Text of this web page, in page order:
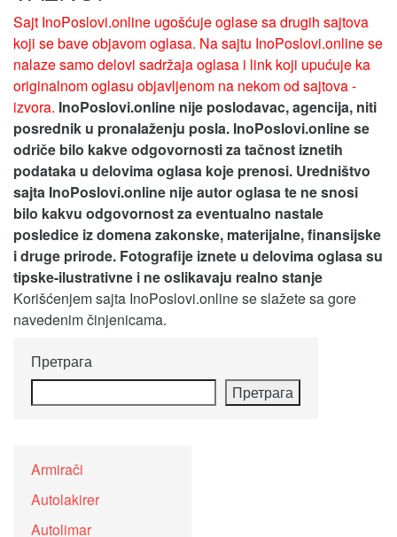
Sajt InoPoslovi.online ugošćuje oglase sa drugih sajtova
koji se bave objavom oglasa. Na sajtu InoPoslovi.online se
nalaze samo delovi sadržaja oglasa i link koji upućuje ka
originalnom oglasu objavljenom na nekom od sajtova -
izvora. InoPoslovi.online nije poslodavac, agencija, niti
posrednik u pronalaženju posla. InoPoslovi.online se
odriče bilo kakve odgovornosti za tačnost iznetih
podataka u delovima oglasa koje prenosi. Uredništvo
sajta InoPoslovi.online nije autor oglasa te ne snosi
bilo kakvu odgovornost za eventualno nastale
posledice iz domena zakonske, materijalne, finansijske
i druge prirode. Fotografije iznete u delovima oglasa su
tipske-ilustrativne i ne oslikavaju realno stanje
Korišćenjem sajta InoPoslovi.online se slažete sa gore
navedenim činjenicama.
Претрага
Претрага
Armirači
Autolakirer
Autolimar